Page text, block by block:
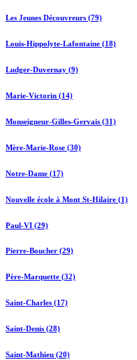
Les Jeunes Découvreurs (79)
Louis-Hippolyte-Lafontaine (18)
Ludger-Duvernay (9)
Marie-Victorin (14)
Monseigneur-Gilles-Gervais (31)
Mère-Marie-Rose (30)
Notre-Dame (17)
Nouvelle école à Mont St-Hilaire (1)
Paul-VI (29)
Pierre-Boucher (29)
Père-Marquette (32)
Saint-Charles (17)
Saint-Denis (28)
Saint-Mathieu (20)